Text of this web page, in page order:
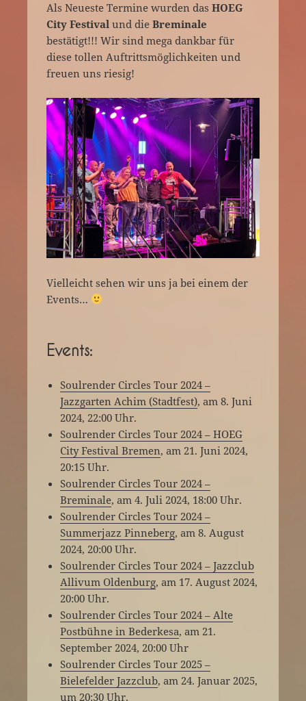
Als Neueste Termine wurden dasHOEG
City Festival und dieBreminale
bestätigt!!! Wir sind mega dankbar für
diese tollen Auftrittsmöglichkeiten und
freuen uns riesig!
Vielleicht sehen wir uns ja bei einem der
Events…
Events:
Soulrender Circles Tour 2024 –
Jazzgarten Achim (Stadtfest), am 8. Juni
2024, 22:00 Uhr.
Soulrender Circles Tour 2024 – HOEG
City Festival Bremen, am 21. Juni 2024,
20:15 Uhr.
Soulrender Circles Tour 2024 –
Breminale, am 4. Juli 2024, 18:00 Uhr.
Soulrender Circles Tour 2024 –
Summerjazz Pinneberg, am 8. August
2024, 20:00 Uhr.
Soulrender Circles Tour 2024 – Jazzclub
Allivum Oldenburg, am 17. August 2024,
20:00 Uhr.
Soulrender Circles Tour 2024 – Alte
Postbühne in Bederkesa, am 21.
September 2024, 20:00 Uhr
Soulrender Circles Tour 2025 –
Bielefelder Jazzclub, am 24. Januar 2025,
um 20:30 Uhr.